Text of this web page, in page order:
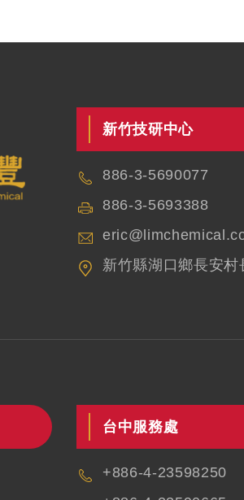
新竹技研中心
886-3-5690077
886-3-5693388
新竹縣湖口鄉長安村
台中服務處
+886-4-23598250